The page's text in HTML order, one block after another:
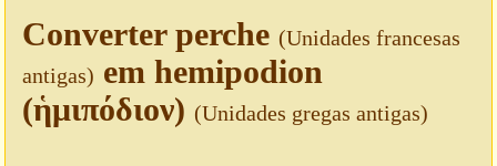
Converter perche (Unidades francesas
antigas) em hemipodion
(ἡμιπόδιον) (Unidades gregas antigas)